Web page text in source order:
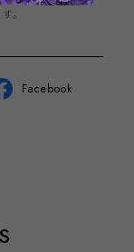
。
Facebook